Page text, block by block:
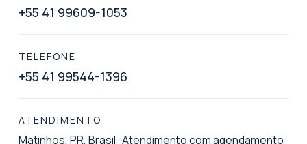
+55 41 99609-1053
TELEFONE
+55 41 99544-1396
ATENDIMENTO
Matinhos, PR, Brasil ·Atendimento com agendamento